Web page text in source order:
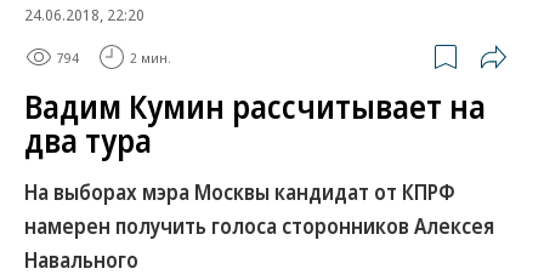
24.06.2018, 22:20
794 2 мин.
Вадим Кумин рассчитывает на
два тура
На выборах мэра Москвы кандидат от КПРФ
намерен получить голоса сторонников Алексея
Навального